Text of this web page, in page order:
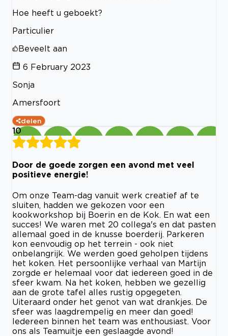
Hoe heeft u geboekt?
Particulier
Beveelt aan
6 February 2023
Sonja
Amersfoort
delen
10
Door de goede zorgen een avond met veel
positieve energie!
Om onze Team-dag vanuit werk creatief af te
sluiten, hadden we gekozen voor een
kookworkshop bij Boerin en de Kok. En wat een
succes! We waren met 20 collega's en dat pasten
allemaal goed in de knusse boerderij. Parkeren
kon eenvoudig op het terrein - ook niet
onbelangrijk. We werden goed geholpen tijdens
het koken. Het persoonlijke verhaal van Martijn
zorgde er helemaal voor dat iedereen goed in de
sfeer kwam. Na het koken, hebben we gezellig
aan de grote tafel alles rustig opgegeten.
Uiteraard onder het genot van wat drankjes. De
sfeer was laagdrempelig en meer dan goed!
Iedereen binnen het team was enthousiast. Voor
ons als Teamuitje een geslaagde avond!